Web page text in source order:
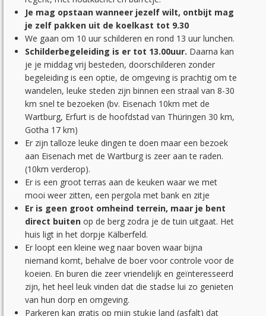
Je mag opstaan wanneer jezelf wilt, ontbijt mag
je zelf pakken uit de koelkast tot 9.30
We gaan om 10 uur schilderen en rond 13 uur lunchen.
Schilderbegeleiding is er tot 13.00uur. Daarna kan
je je middag vrij besteden, doorschilderen zonder
begeleiding is een optie, de omgeving is prachtig om te
wandelen, leuke steden zijn binnen een straal van 8-30
km snel te bezoeken (bv. Eisenach 10km met de
Wartburg, Erfurt is de hoofdstad van Thüringen 30 km,
Gotha 17 km)
Er zijn talloze leuke dingen te doen maar een bezoek
aan Eisenach met de Wartburg is zeer aan te raden.
(10km verderop).
Er is een groot terras aan de keuken waar we met
mooi weer zitten, een pergola met bank en zitje
Er is geen groot omheind terrein, maar je bent
direct buiten op de berg zodra je de tuin uitgaat. Het
huis ligt in het dorpje Kälberfeld.
Er loopt een kleine weg naar boven waar bijna
niemand komt, behalve de boer voor controle voor de
koeien. En buren die zeer vriendelijk en geïnteresseerd
zijn, het heel leuk vinden dat die stadse lui zo genieten
van hun dorp en omgeving.
Parkeren kan gratis op mijn stukje land (asfalt) dat